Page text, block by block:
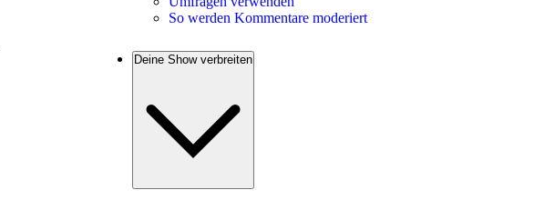
So werden Kommentare moderiert
Deine Show verbreiten